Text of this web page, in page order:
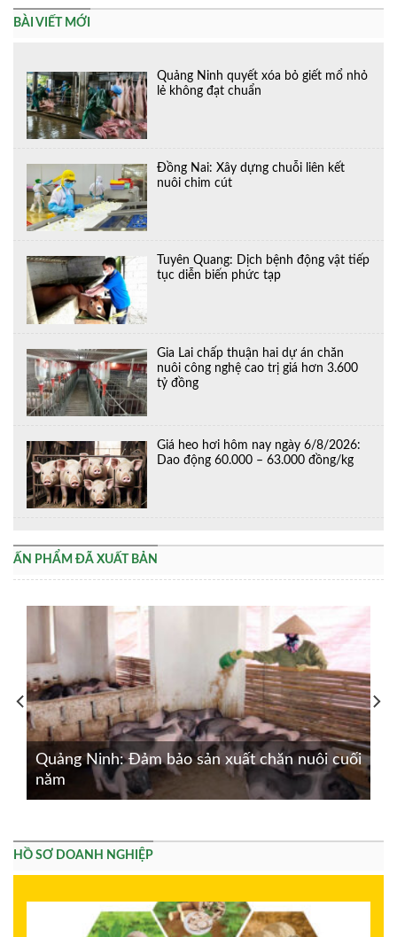
BÀI VIẾT MỚI
Quảng Ninh quyết xóa bỏ giết mổ nhỏ
lẻ không đạt chuẩn
Đồng Nai: Xây dựng chuỗi liên kết
nuôi chim cút
Tuyên Quang: Dịch bệnh động vật tiếp
tục diễn biến phức tạp
Gia Lai chấp thuận hai dự án chăn
nuôi công nghệ cao trị giá hơn 3.600
tỷ đồng
Giá heo hơi hôm nay ngày 6/8/2026:
Dao động 60.000 – 63.000 đồng/kg
ẤN PHẨM ĐÃ XUẤT BẢN
Quảng Ninh: Đảm bảo sản xuất chăn nuôi cuối
năm
HỒ SƠ DOANH NGHIỆP